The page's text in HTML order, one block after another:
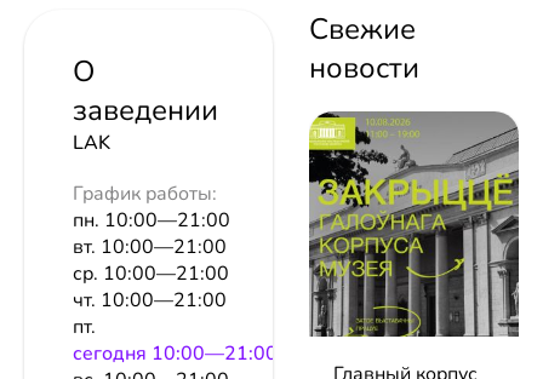
О
заведении
LAK
График работы:
пн. 10:00—21:00
вт. 10:00—21:00
ср. 10:00—21:00
чт. 10:00—21:00
пт.
сeгодня 10:00—21:00
Свежие
новости